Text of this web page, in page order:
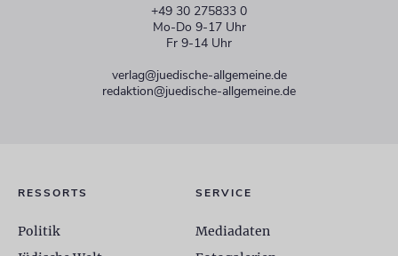
+49 30 275833 0
Mo-Do 9-17 Uhr
Fr 9-14 Uhr
verlag@juedische-allgemeine.de
redaktion@juedische-allgemeine.de
RESSORTS
Politik
SERVICE
Mediadaten